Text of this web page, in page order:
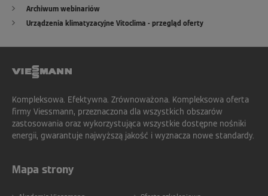
Archiwum webinariów
Urządzenia klimatyzacyjne Vitoclima - przegląd oferty
Kompleksowa. Efektywna. Zrównoważona. Kompleksowa oferta
firmy Viessmann, przeznaczona dla wszystkich obszarów
zastosowania oraz wykorzystująca wszystkie dostępne nośniki
energii, gwarantuje najwyższą jakość i wyznacza nowe standardy.
Mapa strony